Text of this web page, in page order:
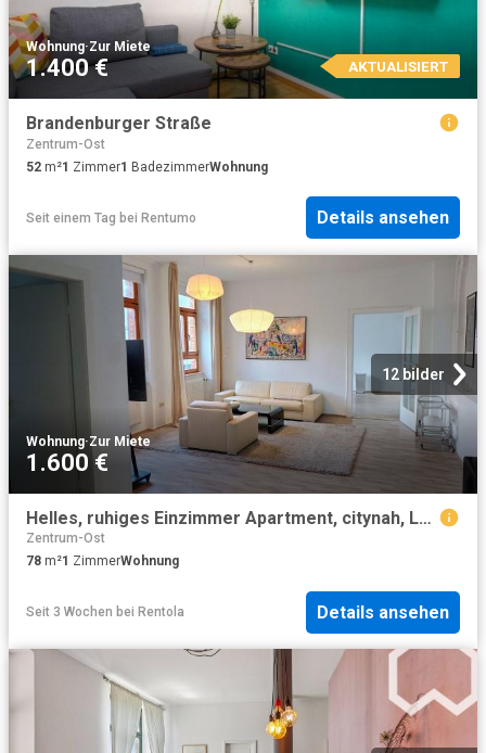
Wohnung·Zur Miete
1.400 € AKTUALISIERT
Brandenburger Straße
Zentrum-Ost
52 m²1 Zimmer1 BadezimmerWohnung
Seit einem Tag bei Rentumo Details ansehen
12 bilder
Wohnung·Zur Miete
1.600 €
Helles, ruhiges Einzimmer Apartment, citynah, Leipzig Amsterdam Apartments for Rent
Zentrum-Ost
78 m²1 ZimmerWohnung
Seit 3 Wochen bei Rentola Details ansehen